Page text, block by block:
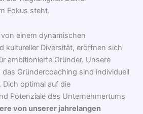
Fokus steht.
einem dynamischen
kultureller Diversität, eröffnen sich
ambitionierte Gründer. Unsere
das Gründercoaching sind individuell
optimal auf die
Potenziale des Unternehmertums
von unserer jahrelangen